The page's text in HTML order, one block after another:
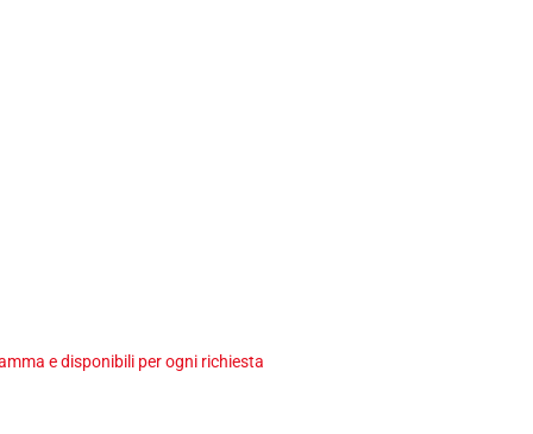
e disponibili per ogni richiesta